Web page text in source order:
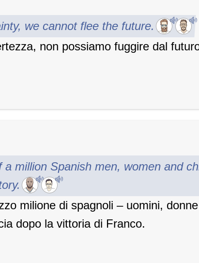
we cannot flee the future.
non possiamo fuggire dal
a million Spanish men, women and
milione di spagnoli – uomini,
dopo la vittoria di Franco.